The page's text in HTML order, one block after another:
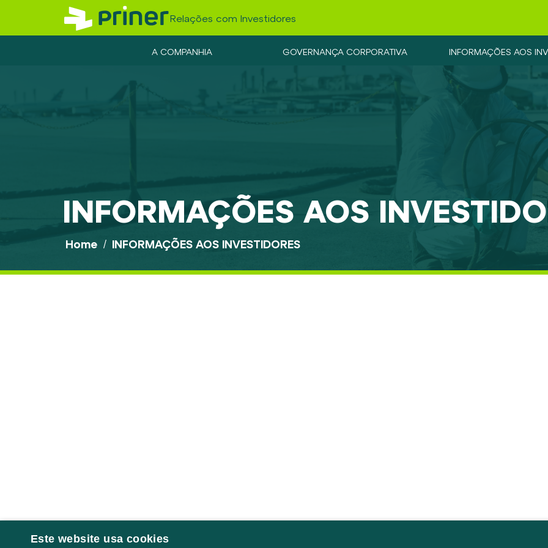
Relações com Investidores
A COMPANHIA GOVERNANÇA CORPORATIVA INFORMAÇÕES AOS
INFORMAÇÕES AOS
Home / INFORMAÇÕES AOS INVESTIDORES
Este website usa cookies